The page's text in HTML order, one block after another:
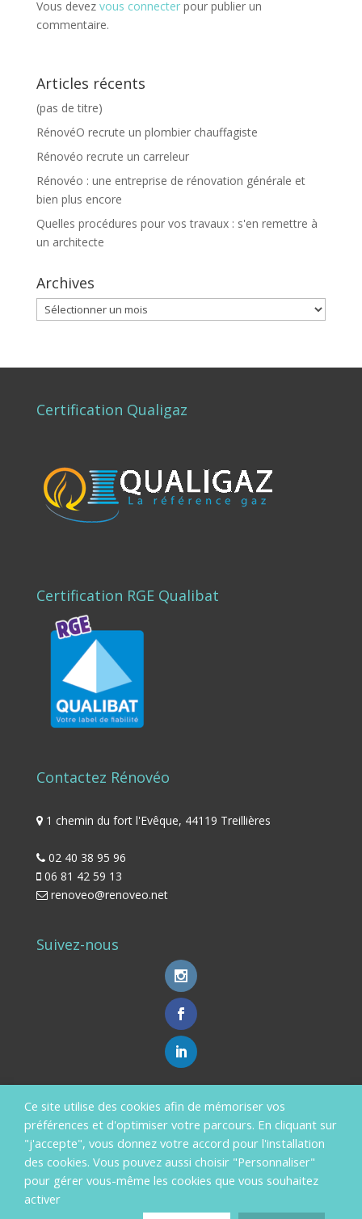
Vous devez vous connecterpour publier un
commentaire.
Articles récents
(pas de titre)
RénovéO recrute un plombier chauffagiste
Rénovéo recrute un carreleur
Rénovéo : une entreprise de rénovation générale et
bien plus encore
Quelles procédures pour vos travaux : s'en remettre à
un architecte
Archives
Archives
Certification Qualigaz
Certification RGE Qualibat
Contactez Rénovéo
1 chemin du fort l'Evêque, 44119 Treillières
02 40 38 95 96
06 81 42 59 13
renoveo@renoveo.net
Suivez-nous
Aides Financières
En savoir plus ?
Ce site utilise des cookies afin de mémoriser vos
préférences et d'optimiser votre parcours. En cliquant sur
"j'accepte", vous donnez votre accord pour l'installation
des cookies. Vous pouvez aussi choisir "Personnaliser"
pour gérer vous-même les cookies que vous souhaitez
activer